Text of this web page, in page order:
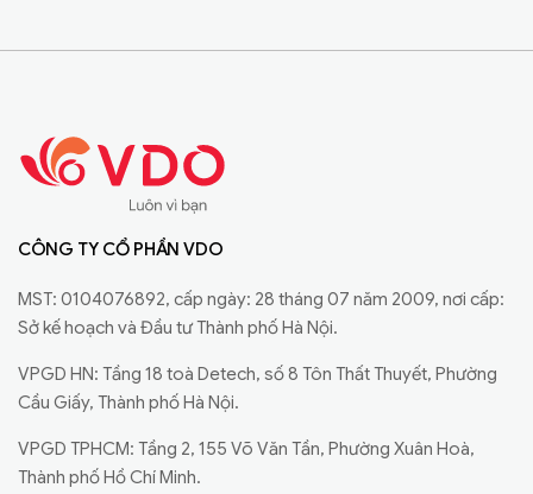
CÔNG TY CỔ PHẦN VDO
MST: 0104076892, cấp ngày: 28 tháng 07 năm 2009, nơi cấp:
Sở kế hoạch và Đầu tư Thành phố Hà Nội.
VPGD HN: Tầng 18 toà Detech, số 8 Tôn Thất Thuyết, Phường
Cầu Giấy, Thành phố Hà Nội.
VPGD TPHCM: Tầng 2, 155 Võ Văn Tần, Phường Xuân Hoà,
Thành phố Hồ Chí Minh.